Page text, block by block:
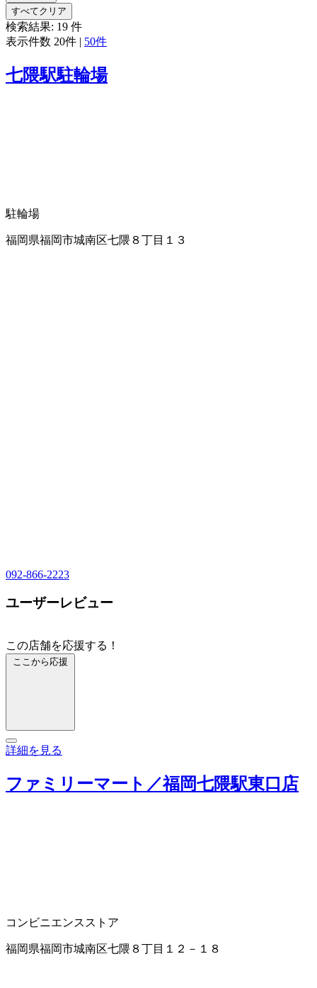
すべてクリア
検索結果: 19 件
表示件数 20件 | 50件
七隈駅駐輪場
駐輪場
福岡県福岡市城南区七隈８丁目１３
092-866-2223
ユーザーレビュー
この店舗を応援する！
ここから応援
詳細を見る
ファミリーマート／福岡七隈駅東口店
コンビニエンスストア
福岡県福岡市城南区七隈８丁目１２－１８